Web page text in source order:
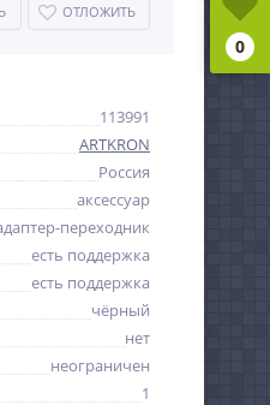
ОТЛОЖИТЬ
113991
ARTKRON
Россия
аксессуар
переходник
есть поддержка
есть поддержка
чёрный
нет
неограничен
1
0